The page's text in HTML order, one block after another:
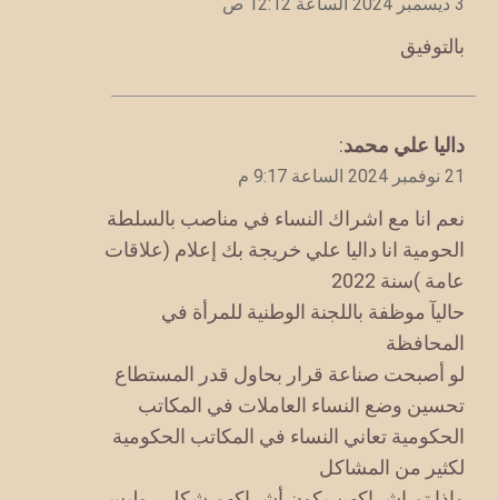
بالتوفيق
يقول
داليا علي محمد:
21 نوفمبر 2024 الساعة 9:17 م
نعم انا مع اشراك النساء في مناصب بالسلطة
الحومية انا داليا علي خريجة بك إعلام (علاقات
عامة )سنة 2022
حاليآ موظفة باللجنة الوطنية للمرأة في
المحافظة
لو أصبحت صناعة قرار بحاول قدر المستطاع
تحسين وضع النساء العاملات في المكاتب
الحكومية تعاني النساء في المكاتب الحكومية
لكثير من المشاكل